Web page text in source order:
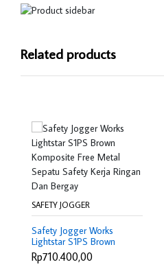
Related products
SAFETY JOGGER
Safety Jogger Works
Lightstar S1PS Brown
Komposite Free Metal
Sepatu Safety Kerja
Rp710.400,00